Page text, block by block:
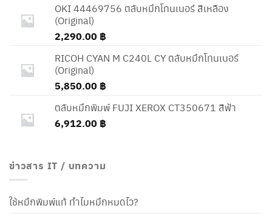
OKI 44469756 ตลับหมึกโทนเนอร์ สีเหลือง
(Original)
2,290.00 ฿
RICOH CYAN M C240L CY ตลับหมึกโทนเนอร์
(Original)
5,850.00 ฿
ตลับหมึกพิมพ์ FUJI XEROX CT350671 สีฟ้า
6,912.00 ฿
ข่าวสาร IT / บทความ
ใช้หมึกพิมพ์แท้ ทำไมหมึกหมดไว?